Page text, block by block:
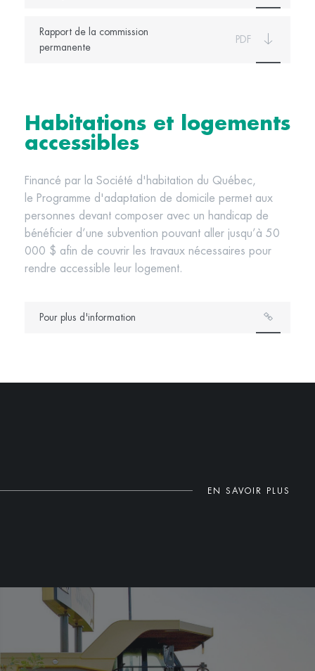
Rapport de la commission
permanente
PDF
Habitations et logements
accessibles
Financé par la Société d'habitation du Québec,
le Programme d'adaptation de domicile permet aux
personnes devant composer avec un handicap de
bénéficier d’une subvention pouvant aller jusqu’à 50
000 $ afin de couvrir les travaux nécessaires pour
rendre accessible leur logement.
Pour plus d'information
EN SAVOIR PLUS